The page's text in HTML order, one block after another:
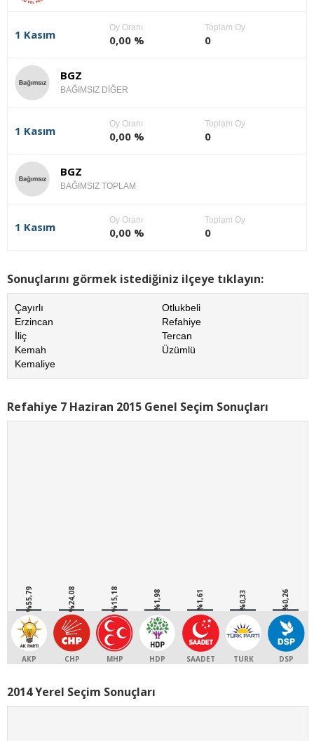
1 Kasım
Oy Oranı
0,00 %
Toplam Oy
0
BGZ
BAĞIMSIZ DİĞER
1 Kasım
Oy Oranı
0,00 %
Toplam Oy
0
BGZ
BAĞIMSIZ TOPLAM
1 Kasım
Oy Oranı
0,00 %
Toplam Oy
0
Sonuçlarını görmek istediğiniz ilçeye tıklayın:
Çayırlı
Erzincan
İliç
Kemah
Kemaliye
Otlukbeli
Refahiye
Tercan
Üzümlü
Refahiye 7 Haziran 2015 Genel Seçim Sonuçları
%55,79
AKP
%24,08
CHP
%15,18
MHP
%1,98
HDP
%1,61
SAADET
%0,33
TURK
%0,26
DSP
2014 Yerel Seçim Sonuçları